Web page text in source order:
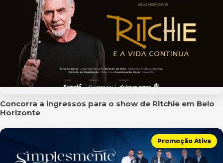
Concorra a ingressos para o show de Ritchie em Belo
Horizonte
Promoção Ativa